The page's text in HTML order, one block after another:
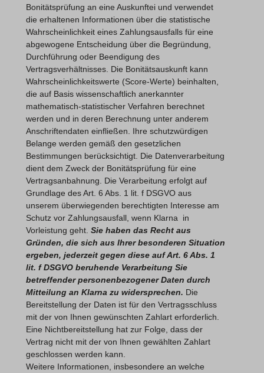
Bonitätsprüfung an eine Auskunftei und verwendet
die erhaltenen Informationen über die statistische
Wahrscheinlichkeit eines Zahlungsausfalls für eine
abgewogene Entscheidung über die Begründung,
Durchführung oder Beendigung des
Vertragsverhältnisses. Die Bonitätsauskunft kann
Wahrscheinlichkeitswerte (Score-Werte) beinhalten,
die auf Basis wissenschaftlich anerkannter
mathematisch-statistischer Verfahren berechnet
werden und in deren Berechnung unter anderem
Anschriftendaten einfließen. Ihre schutzwürdigen
Belange werden gemäß den gesetzlichen
Bestimmungen berücksichtigt. Die Datenverarbeitung
dient dem Zweck der Bonitätsprüfung für eine
Vertragsanbahnung. Die Verarbeitung erfolgt auf
Grundlage des Art. 6 Abs. 1 lit. f DSGVO aus
unserem überwiegenden berechtigten Interesse am
Schutz vor Zahlungsausfall, wenn Klarna in
Vorleistung geht. Sie haben das Recht aus
Gründen, die sich aus Ihrer besonderen Situation
ergeben, jederzeit gegen diese auf Art. 6 Abs. 1
lit. f DSGVO beruhende Verarbeitung Sie
betreffender personenbezogener Daten durch
Mitteilung an Klarna zu widersprechen. Die
Bereitstellung der Daten ist für den Vertragsschluss
mit der von Ihnen gewünschten Zahlart erforderlich.
Eine Nichtbereitstellung hat zur Folge, dass der
Vertrag nicht mit der von Ihnen gewählten Zahlart
geschlossen werden kann.
Weitere Informationen, insbesondere an welche